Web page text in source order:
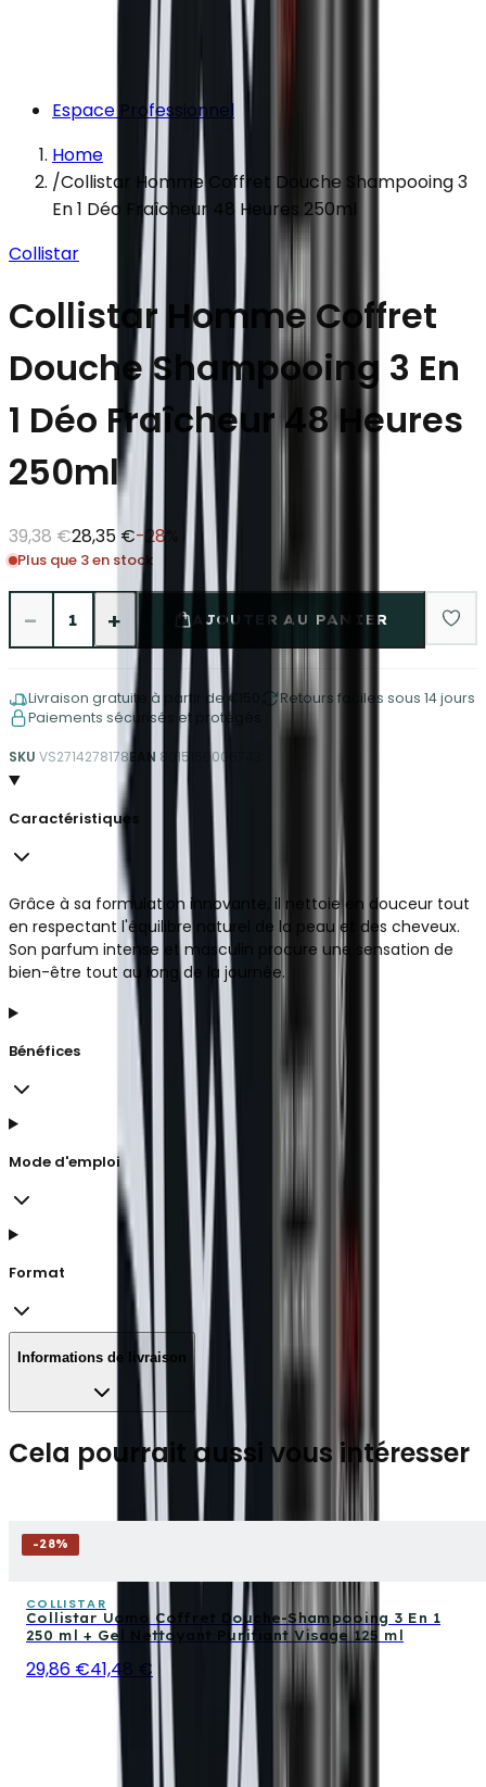
Espace Professionnel
Home
/Collistar Homme Coffret Douche Shampooing 3
En 1 Déo Fraîcheur 48 Heures 250ml
Collistar
Collistar Homme Coffret
Douche Shampooing 3 En
1 Déo Fraîcheur 48 Heures
250ml
39,38 €28,35 €- 28
Plus que 3 en stock
− 1 + AJOUTER AU PANIER
Livraison gratuite à partir de €150
Retours faciles sous 14 jours
Paiements sécurisés et protégés
SKU VS2714278178EAN 8015150006743
Caractéristiques
Grâce à sa formulation innovante, il nettoie en douceur tout
en respectant l'équilibre naturel de la peau et des cheveux.
Son parfum intense et masculin procure une sensation de
bien-être tout au long de la journée.
Bénéfices
Mode d'emploi
Format
Informations de livraison
Cela pourrait aussi vous intéresser
-28%
COLLISTAR
Collistar Uomo Coffret Douche-Shampooing 3 En 1
250 ml + Gel Nettoyant Purifiant Visage 125 ml
29,86 €41,48 €